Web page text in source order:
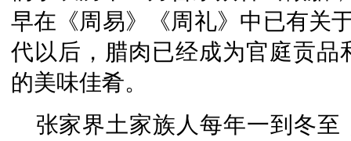
早在《周易》《周礼》中已有关
代以后，腊肉已经成为官庭贡
的美味佳肴。
张家界土家族人每年一到冬